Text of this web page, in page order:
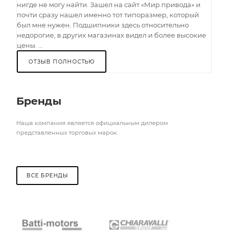
нигде не могу найти. Зашел на сайт «Мир привода» и
почти сразу нашел именно тот типоразмер, который
был мне нужен. Подшипники здесь относительно
недорогие, в других магазинах видел и более высокие
цены. ...
ОТЗЫВ ПОЛНОСТЬЮ
Бренды
Наша компания является официальным дилером
представленных торговых марок.
ВСЕ БРЕНДЫ